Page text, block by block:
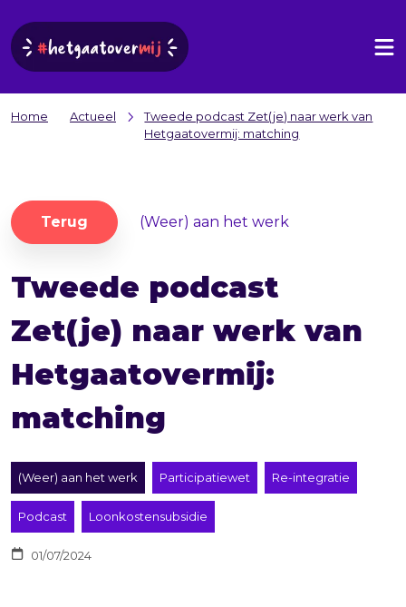
Home Actueel
Tweede podcast Zet(je) naar werk van
Hetgaatovermij: matching
Terug (Weer) aan het werk
Tweede podcast
Zet(je) naar werk van
Hetgaatovermij:
matching
(Weer) aan het werk Participatiewet Re-integratie
Podcast Loonkostensubsidie
01/07/2024